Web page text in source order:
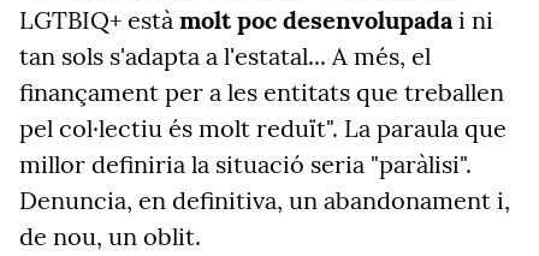
LGTBIQ+ està molt poc desenvolupadai ni
tan sols s'adapta a l'estatal... A més, el
finançament per a les entitats que treballen
pel col·lectiu és molt reduït". La paraula que
millor definiria la situació seria "paràlisi".
Denuncia, en definitiva, un abandonament i,
de nou, un oblit.